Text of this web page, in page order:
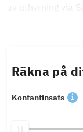
av uthyrning via
Räkna på
Kontantinsats